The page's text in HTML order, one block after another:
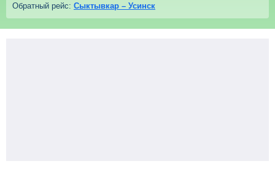
Обратный рейс: Сыктывкар – Усинск